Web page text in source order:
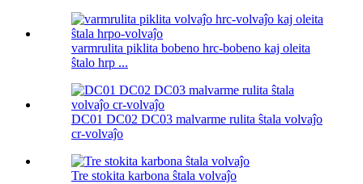
varmrulita piklita bobeno hrc-bobeno kaj oleita
ŝtalo hrp ...
DC01 DC02 DC03 malvarme rulita ŝtala volvaĵo
cr-volvaĵo
Tre stokita karbona ŝtala volvaĵo